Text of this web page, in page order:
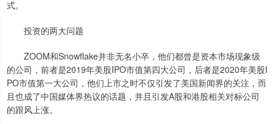
式。
投资的两大问题
ZOOM和Snowflake并非无名小卒，他们都曾是资本市场现象级
的公司，前者是2019年美股IPO市值第四大公司，后者是2020年美股I
PO市值第一大公司，他们上市之时不仅引发了美国新闻界的关注，而
且也成了中国媒体界热议的话题，并且引发A股和港股相关对标公司
的跟风上涨。